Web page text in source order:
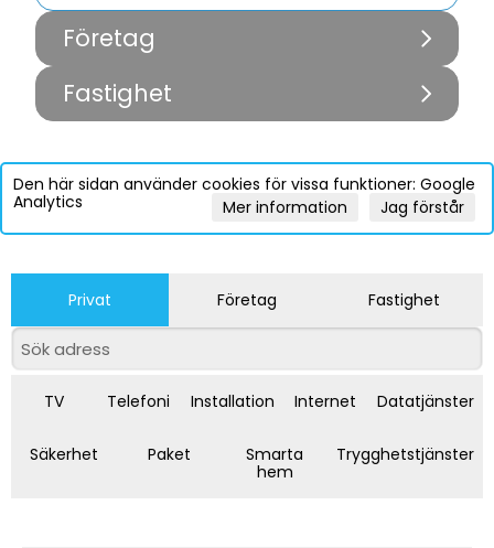
Företag
Fastighet
Den här sidan använder cookies för vissa funktioner: Google
Analytics
Jag förstår
Mer information
Privat Företag Fastighet
TV Telefoni Installation Internet Datatjänster
Säkerhet Paket
Smarta
hem
Trygghetstjänster